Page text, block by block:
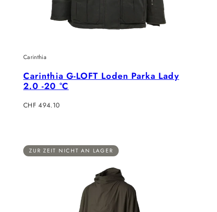
Carinthia
Carinthia G-LOFT Loden Parka Lady
2.0 -20 °C
Verkaufspreis
CHF 494.10
ZUR ZEIT NICHT AN LAGER